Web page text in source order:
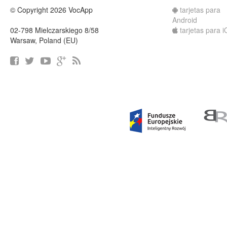
© Copyright 2026 VocApp
02-798 Mielczarskiego 8/58
Warsaw, Poland (EU)
tarjetas para
Android
tarjetas para